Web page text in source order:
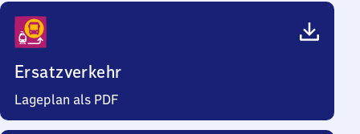
Ersatzverkehr
Lageplan als PDF